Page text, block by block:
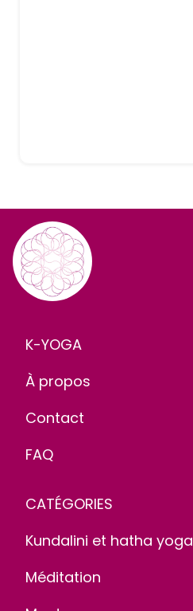
K-YOGA
À propos
Contact
FAQ
CATÉGORIES
Kundalini et hatha yoga
Méditation